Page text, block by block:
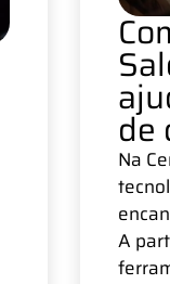
de
Na
A